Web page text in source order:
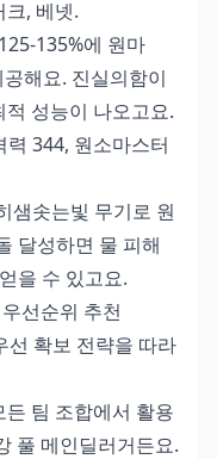
크, 베넷.
135%에 원마
해요. 진실의함이
성능이 나오고요.
344, 원소마스터
샘솟는빛 무기로 원
달성하면 물 피해
을 수 있고요.
선순위 추천
선 확보 전략을 따라
팀 조합에서 활용
풀 메인딜러거든요.